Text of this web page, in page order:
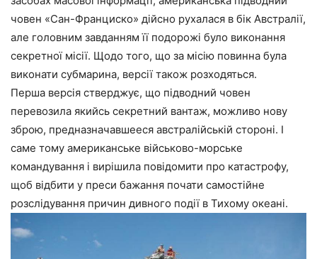
човен «Сан-Франциско» дійсно рухалася в бік Австралії,
але головним завданням її подорожі було виконання
секретної місії. Щодо того, що за місію повинна була
виконати субмарина, версії також розходяться.
Перша версія стверджує, що підводний човен
перевозила якийсь секретний вантаж, можливо нову
зброю, предназначавшееся австралійській стороні. І
саме тому американське військово-морське
командування і вирішила повідомити про катастрофу,
щоб відбити у преси бажання почати самостійне
розслідування причин дивного події в Тихому океані.